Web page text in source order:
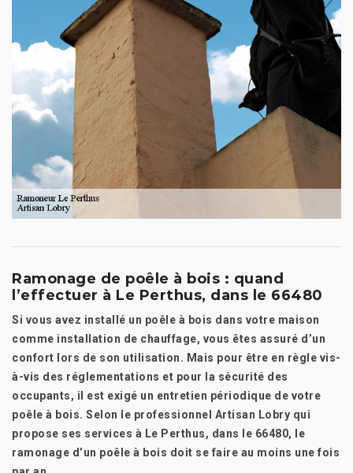
Ramonage de poêle à bois : quand
l’effectuer à Le Perthus, dans le 66480
Si vous avez installé un poêle à bois dans votre maison
comme installation de chauffage, vous êtes assuré d’un
confort lors de son utilisation. Mais pour être en règle vis-
à-vis des réglementations et pour la sécurité des
occupants, il est exigé un entretien périodique de votre
poêle à bois. Selon le professionnel Artisan Lobry qui
propose ses services à Le Perthus, dans le 66480, le
ramonage d’un poêle à bois doit se faire au moins une fois